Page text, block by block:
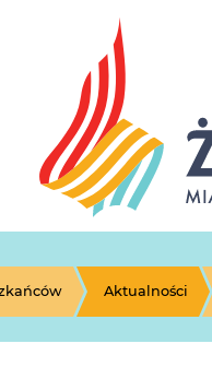
Aktualności